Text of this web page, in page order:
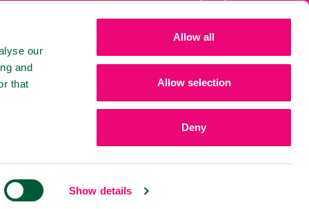
our
and
that
Show details
Allow all
Allow selection
Deny